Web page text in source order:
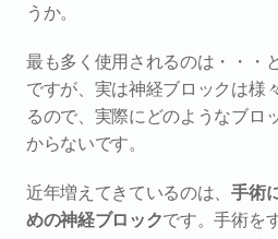
うか。
最も多く使用されるのは・・・
ですが、実は神経ブロックは様
るので、実際にどのようなブロ
からないです。
近年増えてきているのは、手術
めの神経ブロックです。手術を